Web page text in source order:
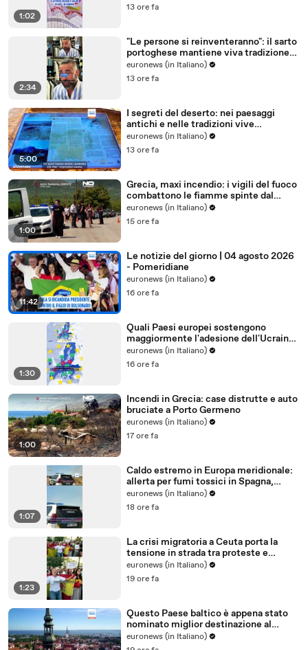
1:02
13 ore fa
2:34
"Le persone si reinventeranno": il sarto
portoghese mantiene viva tradizione
degli abiti su misura
euronews (in Italiano)
13 ore fa
5:00
I segreti del deserto: nei paesaggi
antichi e nelle tradizioni vive
dell'Uzbekistan
euronews (in Italiano)
13 ore fa
1:00
Grecia, maxi incendio: i vigili del fuoco
combattono le fiamme spinte dal
vento
euronews (in Italiano)
15 ore fa
11:42
Le notizie del giorno | 04 agosto 2026
- Pomeridiane
euronews (in Italiano)
16 ore fa
1:30
Quali Paesi europei sostengono
maggiormente l'adesione dell'Ucraina
all'Ue?
euronews (in Italiano)
16 ore fa
1:00
Incendi in Grecia: case distrutte e auto
bruciate a Porto Germeno
euronews (in Italiano)
17 ore fa
1:07
Caldo estremo in Europa meridionale:
allerta per fumi tossici in Spagna,
Francia ferma reattori
euronews (in Italiano)
18 ore fa
1:23
La crisi migratoria a Ceuta porta la
tensione in strada tra proteste e
critiche al governo
euronews (in Italiano)
19 ore fa
Questo Paese baltico è appena stato
nominato miglior destinazione al
mondo per trasferirsi nel 2026
euronews (in Italiano)